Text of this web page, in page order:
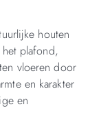
houten
plafond,
vloeren door
en karakter
en